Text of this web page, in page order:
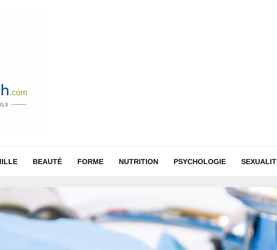
BEAUTÉ FORME NUTRITION PSYCHOLOGIE